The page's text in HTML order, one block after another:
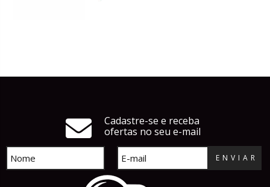
Cadastre-se e receba
ofertas no seu e-mail
ENVIAR